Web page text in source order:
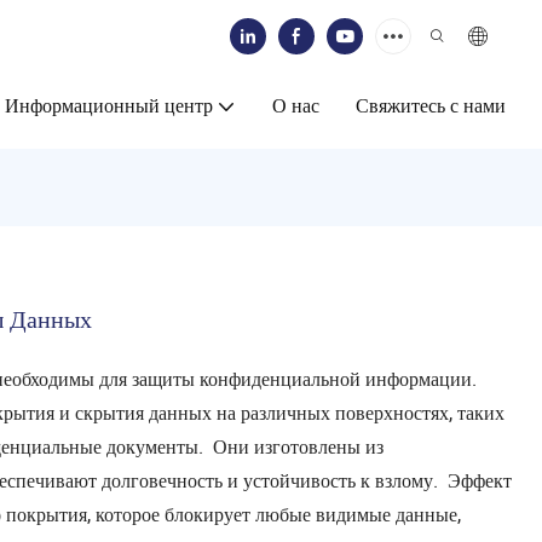
Информационный центр О нас Свяжитесь с нами
Данных
для защиты конфиденциальной информации.
и скрытия данных на различных поверхностях, таких
документы. Они изготовлены из
долговечность и устойчивость к взлому. Эффект
покрытия, которое блокирует любые видимые данные,